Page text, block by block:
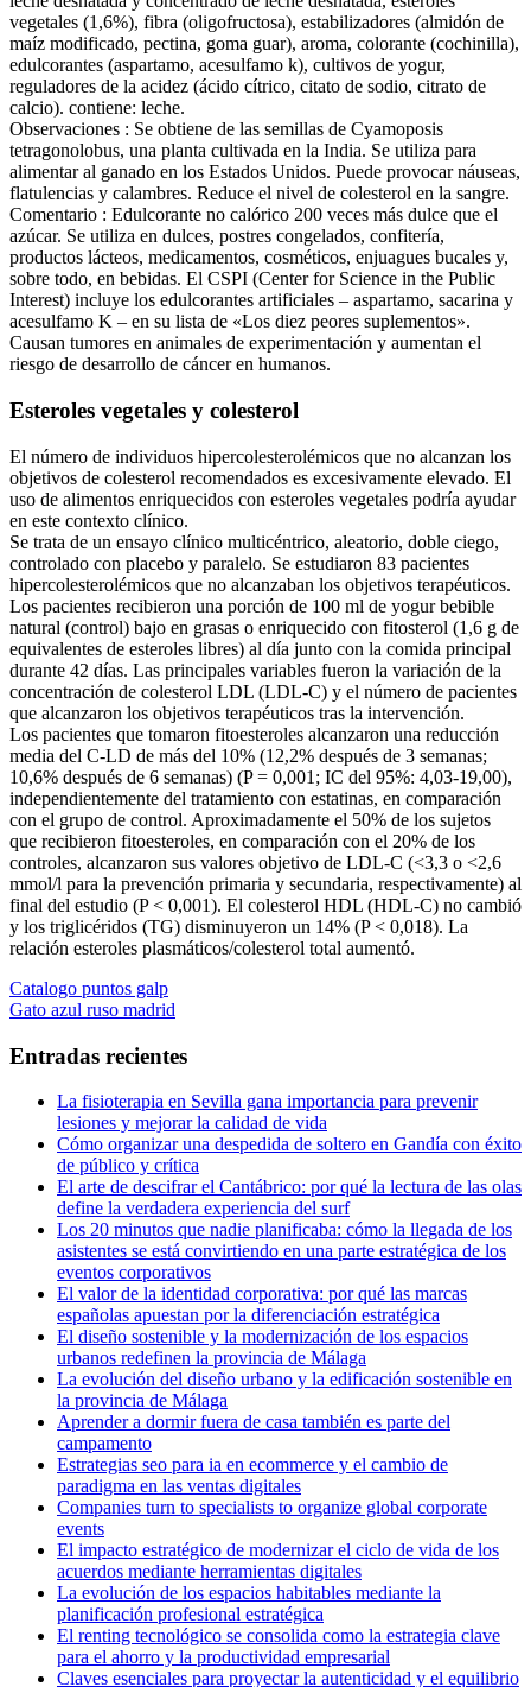
vegetales (1,6%), fibra (oligofructosa), estabilizadores (almidón de
maíz modificado, pectina, goma guar), aroma, colorante (cochinilla),
edulcorantes (aspartamo, acesulfamo k), cultivos de yogur,
reguladores de la acidez (ácido cítrico, citato de sodio, citrato de
calcio). contiene: leche.
Observaciones : Se obtiene de las semillas de Cyamoposis
tetragonolobus, una planta cultivada en la India. Se utiliza para
alimentar al ganado en los Estados Unidos. Puede provocar náuseas,
flatulencias y calambres. Reduce el nivel de colesterol en la sangre.
Comentario : Edulcorante no calórico 200 veces más dulce que el
azúcar. Se utiliza en dulces, postres congelados, confitería,
productos lácteos, medicamentos, cosméticos, enjuagues bucales y,
sobre todo, en bebidas. El CSPI (Center for Science in the Public
Interest) incluye los edulcorantes artificiales – aspartamo, sacarina y
acesulfamo K – en su lista de «Los diez peores suplementos».
Causan tumores en animales de experimentación y aumentan el
riesgo de desarrollo de cáncer en humanos.
Esteroles vegetales y colesterol
El número de individuos hipercolesterolémicos que no alcanzan los
objetivos de colesterol recomendados es excesivamente elevado. El
uso de alimentos enriquecidos con esteroles vegetales podría ayudar
en este contexto clínico.
Se trata de un ensayo clínico multicéntrico, aleatorio, doble ciego,
controlado con placebo y paralelo. Se estudiaron 83 pacientes
hipercolesterolémicos que no alcanzaban los objetivos terapéuticos.
Los pacientes recibieron una porción de 100 ml de yogur bebible
natural (control) bajo en grasas o enriquecido con fitosterol (1,6 g de
equivalentes de esteroles libres) al día junto con la comida principal
durante 42 días. Las principales variables fueron la variación de la
concentración de colesterol LDL (LDL-C) y el número de pacientes
que alcanzaron los objetivos terapéuticos tras la intervención.
Los pacientes que tomaron fitoesteroles alcanzaron una reducción
media del C-LD de más del 10% (12,2% después de 3 semanas;
10,6% después de 6 semanas) (P = 0,001; IC del 95%: 4,03-19,00),
independientemente del tratamiento con estatinas, en comparación
con el grupo de control. Aproximadamente el 50% de los sujetos
que recibieron fitoesteroles, en comparación con el 20% de los
controles, alcanzaron sus valores objetivo de LDL-C (<3,3 o <2,6
mmol/l para la prevención primaria y secundaria, respectivamente) al
final del estudio (P < 0,001). El colesterol HDL (HDL-C) no cambió
y los triglicéridos (TG) disminuyeron un 14% (P < 0,018). La
relación esteroles plasmáticos/colesterol total aumentó.
Navegación
de
entradas
Entrada
anterior:
Catalogo puntos galp
Entrada
Gato azul ruso madrid
Entradas recientes
La fisioterapia en Sevilla gana importancia para prevenir
lesiones y mejorar la calidad de vida
Cómo organizar una despedida de soltero en Gandía con éxito
de público y crítica
El arte de descifrar el Cantábrico: por qué la lectura de las olas
define la verdadera experiencia del surf
Los 20 minutos que nadie planificaba: cómo la llegada de los
asistentes se está convirtiendo en una parte estratégica de los
eventos corporativos
El valor de la identidad corporativa: por qué las marcas
españolas apuestan por la diferenciación estratégica
El diseño sostenible y la modernización de los espacios
urbanos redefinen la provincia de Málaga
La evolución del diseño urbano y la edificación sostenible en
la provincia de Málaga
Aprender a dormir fuera de casa también es parte del
campamento
Estrategias seo para ia en ecommerce y el cambio de
paradigma en las ventas digitales
Companies turn to specialists to organize global corporate
events
El impacto estratégico de modernizar el ciclo de vida de los
acuerdos mediante herramientas digitales
La evolución de los espacios habitables mediante la
planificación profesional estratégica
El renting tecnológico se consolida como la estrategia clave
para el ahorro y la productividad empresarial
Claves esenciales para proyectar la autenticidad y el equilibrio